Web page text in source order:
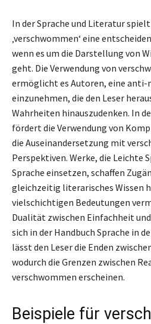
In der Sprache und Literatur
‚verschwommen‘ eine
wenn es um die Darstellung von
geht. Die Verwendung von
ermöglicht es Autoren, eine
einzunehmen, die den Leser
Wahrheiten hinauszudenken. In
fördert die Verwendung von
die Auseinandersetzung mit
Perspektiven. Werke, die Leichte
Sprache einsetzen, schaffen
gleichzeitig literarisches Wissen
vielschichtigen Bedeutungen
Dualität zwischen Einfachheit
sich in der Handbuch Sprache in
lässt den Leser die Enden
wodurch die Grenzen zwischen
verschwommen erscheinen.
Beispiele für